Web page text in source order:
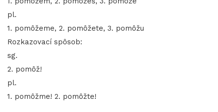
pl.
1. pomôžeme, 2. pomôžete, 3. pomôžu
Rozkazovací spôsob:
sg.
2. pomôž!
pl.
1. pomôžme! 2. pomôžte!